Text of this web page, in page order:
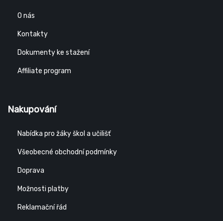
O nás
Kontakty
Dokumenty ke stažení
Affiliate program
Nakupování
Nabídka pro žáky škol a učilišť
Všeobecné obchodní podmínky
Doprava
Možnosti platby
Reklamační řád